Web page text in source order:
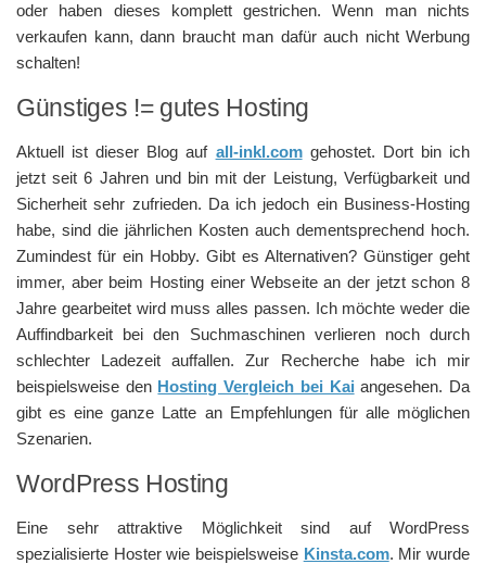
oder haben dieses komplett gestrichen. Wenn man nichts
verkaufen kann, dann braucht man dafür auch nicht Werbung
schalten!
Günstiges != gutes Hosting
Aktuell ist dieser Blog auf all-inkl.comgehostet. Dort bin ich
jetzt seit 6 Jahren und bin mit der Leistung, Verfügbarkeit und
Sicherheit sehr zufrieden. Da ich jedoch ein Business-Hosting
habe, sind die jährlichen Kosten auch dementsprechend hoch.
Zumindest für ein Hobby. Gibt es Alternativen? Günstiger geht
immer, aber beim Hosting einer Webseite an der jetzt schon 8
Jahre gearbeitet wird muss alles passen. Ich möchte weder die
Auffindbarkeit bei den Suchmaschinen verlieren noch durch
schlechter Ladezeit auffallen. Zur Recherche habe ich mir
beispielsweise den Hosting Vergleich bei Kai angesehen. Da
gibt es eine ganze Latte an Empfehlungen für alle möglichen
Szenarien.
WordPress Hosting
Eine sehr attraktive Möglichkeit sind auf WordPress
spezialisierte Hoster wie beispielsweise Kinsta.com. Mir wurde